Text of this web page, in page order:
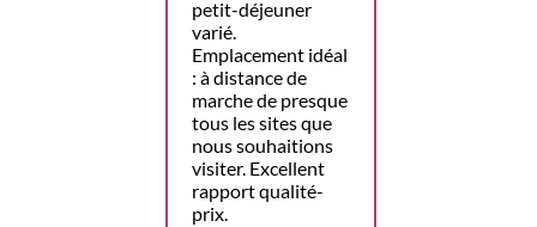
petit-déjeuner
varié.
Emplacement idéal
: à distance de
marche de presque
tous les sites que
nous souhaitions
visiter. Excellent
rapport qualité-
prix.